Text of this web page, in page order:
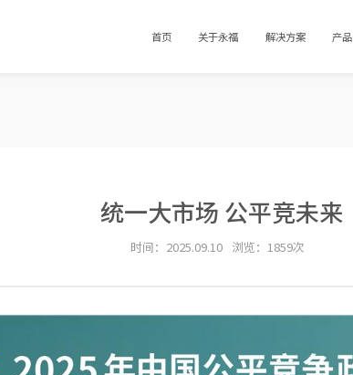
首页 关于永福 解决方案 产品
统一大市场 公平竞未来
时间：2025.09.10 浏览：1859次